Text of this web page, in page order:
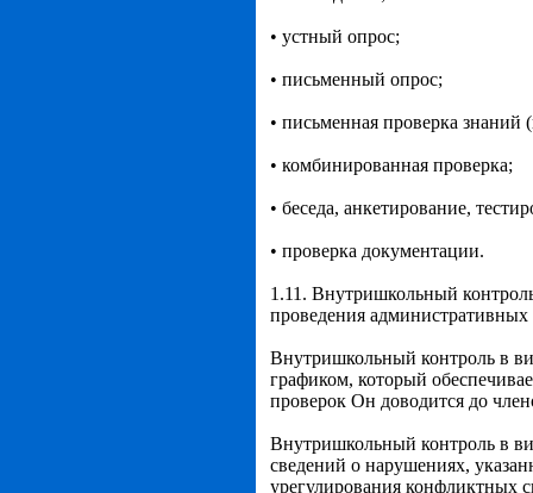
• устный опрос;
• письменный опрос;
• письменная проверка знаний
• комбинированная проверка;
• беседа, анкетирование,
• проверка документации.
1.11. Внутришкольный
проведения административных
Внутришкольный контроль в
графиком, который
проверок Он доводится до
Внутришкольный контроль в
сведений о нарушениях,
урегулирования конфликтных